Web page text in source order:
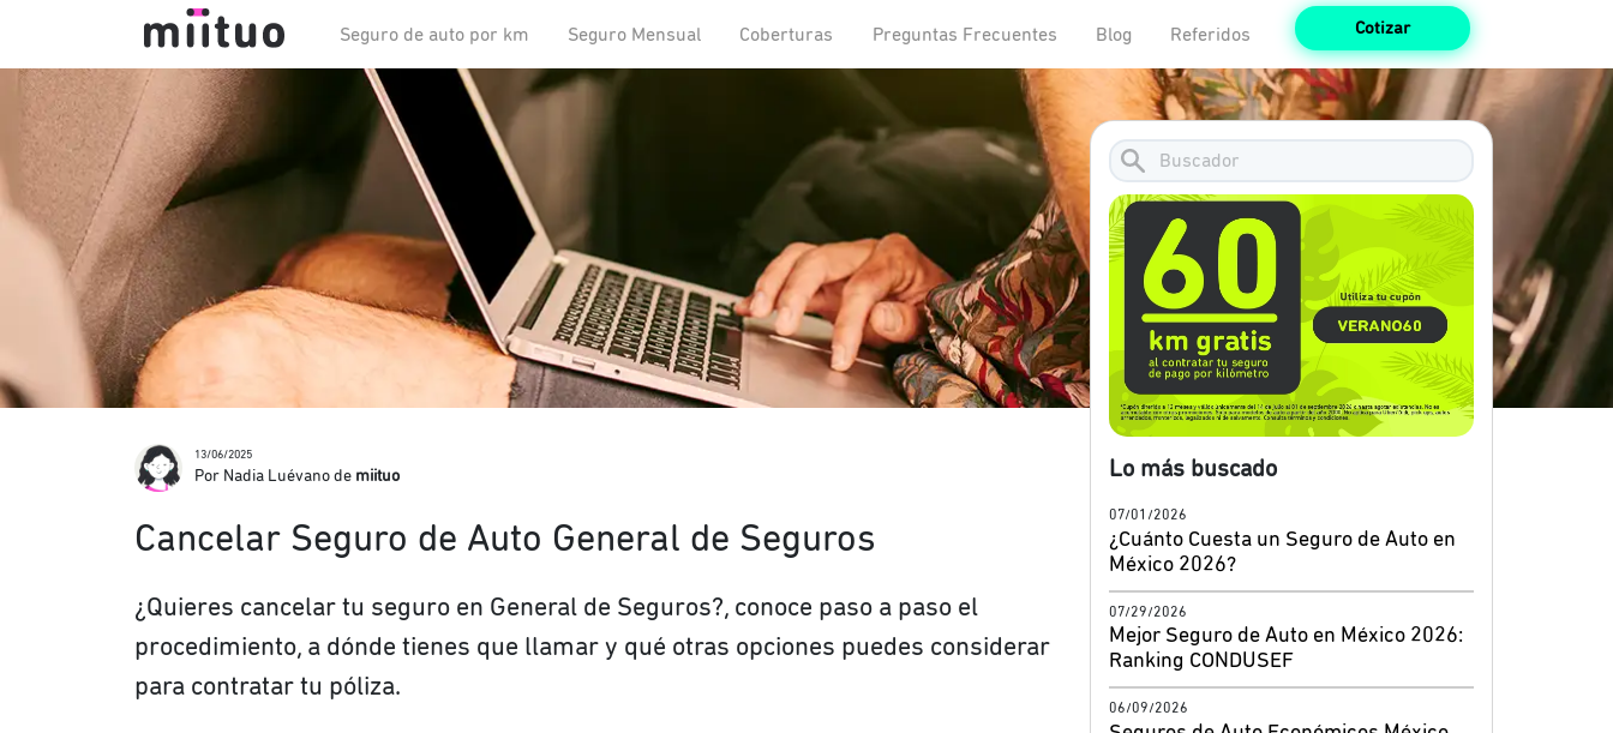
Cotizar
Seguro de auto por km Seguro Mensual Coberturas Preguntas Frecuentes Blog Referidos
Lo más buscado
07/01/2026
¿Cuánto Cuesta un Seguro de Auto en
México 2026?
07/29/2026
Mejor Seguro de Auto en México 2026:
Ranking CONDUSEF
06/09/2026
13/06/2025
Por Nadia Luévano de miituo
Cancelar Seguro de Auto General de Seguros
¿Quieres cancelar tu seguro en General de Seguros?, conoce paso a paso el
procedimiento, a dónde tienes que llamar y qué otras opciones puedes considerar
para contratar tu póliza.